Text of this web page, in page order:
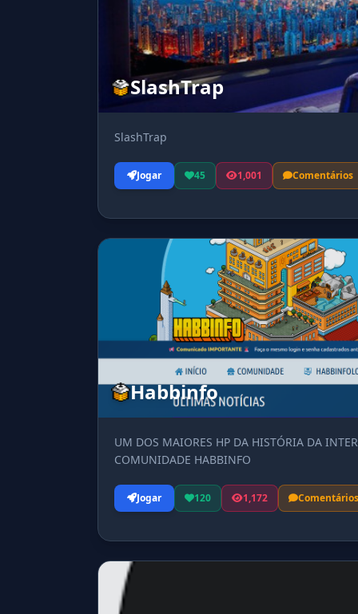
SlashTrap
SlashTrap
Jogar 45 1,001 Comentários
Habbinfo
UM DOS MAIORES HP DA HISTÓRIA DA
COMUNIDADE HABBINFO
Jogar 120 1,172 Comentários